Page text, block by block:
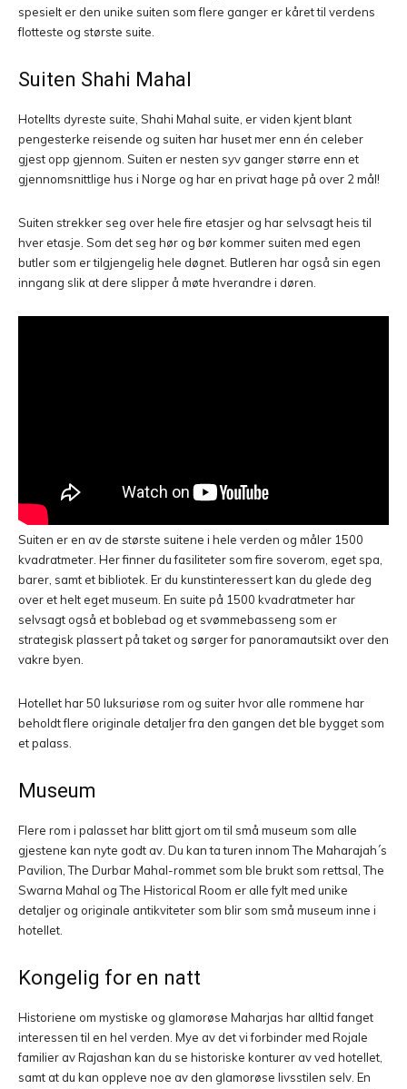
spesielt er den unike suiten som flere ganger er kåret til verdens
flotteste og største suite.
Suiten Shahi Mahal
Hotellts dyreste suite, Shahi Mahal suite, er viden kjent blant
pengesterke reisende og suiten har huset mer enn én celeber
gjest opp gjennom. Suiten er nesten syv ganger større enn et
gjennomsnittlige hus i Norge og har en privat hage på over 2 mål!
Suiten strekker seg over hele fire etasjer og har selvsagt heis til
hver etasje. Som det seg hør og bør kommer suiten med egen
butler som er tilgjengelig hele døgnet. Butleren har også sin egen
inngang slik at dere slipper å møte hverandre i døren.
Suiten er en av de største suitene i hele verden og måler 1500
kvadratmeter. Her finner du fasiliteter som fire soverom, eget spa,
barer, samt et bibliotek. Er du kunstinteressert kan du glede deg
over et helt eget museum. En suite på 1500 kvadratmeter har
selvsagt også et boblebad og et svømmebasseng som er
strategisk plassert på taket og sørger for panoramautsikt over den
vakre byen.
Hotellet har 50 luksuriøse rom og suiter hvor alle rommene har
beholdt flere originale detaljer fra den gangen det ble bygget som
et palass.
Museum
Flere rom i palasset har blitt gjort om til små museum som alle
gjestene kan nyte godt av. Du kan ta turen innom The Maharajah´s
Pavilion, The Durbar Mahal-rommet som ble brukt som rettsal, The
Swarna Mahal og The Historical Room er alle fylt med unike
detaljer og originale antikviteter som blir som små museum inne i
hotellet.
Kongelig for en natt
Historiene om mystiske og glamorøse Maharjas har alltid fanget
interessen til en hel verden. Mye av det vi forbinder med Rojale
familier av Rajashan kan du se historiske konturer av ved hotellet,
samt at du kan oppleve noe av den glamorøse livsstilen selv. En